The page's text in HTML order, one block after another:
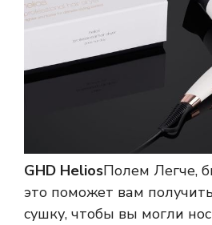
GHD HeliosПолем Легче,
это поможет вам
сушку, чтобы вы могли